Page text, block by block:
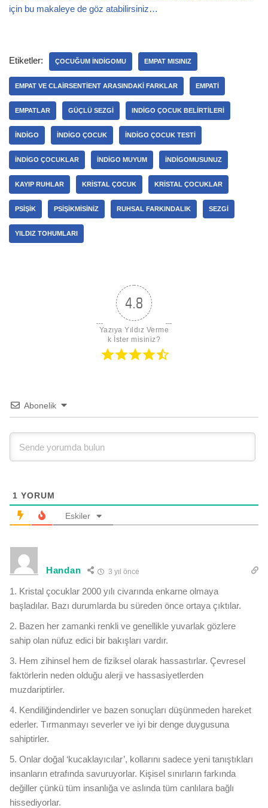
için bu makaleye de göz atabilirsiniz…
Etiketler: ÇOCUĞUM INDIGOMU EMPAT MISINIZ
EMPAT VE CLAIRSENTIENT ARASINDAKI FARKLAR EMPATI
EMPATLAR GÜÇLÜ SEZGI INDIGO ÇOCUK BELIRTILERI
INDIGO INDIGO ÇOCUK INDIGO ÇOCUK TESTI
INDIGO ÇOCUKLAR INDIGO MUYUM INDIGOMUSUNUZ
KAYIP RUHLAR KRISTAL ÇOCUK KRISTAL ÇOCUKLAR
PSIŞIK PSIŞIKMISINIZ RUHSAL FARKINDALIK SEZGI
YILDIZ TOHUMLARI
4.8
Yazıya Yıldız Verme
k İster misiniz?
Abonelik
1 YORUM
Eskiler
Handan 3 yıl önce
1. Kristal çocuklar 2000 yılı civarında enkarne olmaya
başladılar. Bazı durumlarda bu süreden önce ortaya çıktılar.
2. Bazen her zamanki renkli ve genellikle yuvarlak gözlere
sahip olan nüfuz edici bir bakışları vardır.
3. Hem zihinsel hem de fiziksel olarak hassastırlar. Çevresel
faktörlerin neden olduğu alerji ve hassasiyetlerden
muzdariptirler.
4. Kendiliğindendirler ve bazen sonuçları düşünmeden hareket
ederler. Tırmanmayı severler ve iyi bir denge duygusuna
sahiptirler.
5. Onlar doğal ‘kucaklayıcılar’, kollarını sadece yeni tanıştıkları
insanların etrafında savuruyorlar. Kişisel sınırların farkında
değiller çünkü tüm insanlığa ve aslında tüm canlılara bağlı
hissediyorlar.